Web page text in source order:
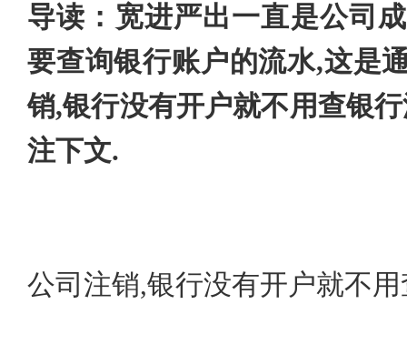
导读：宽进严出一直是公司
要查询银行账户的流水,这是
销,银行没有开户就不用查银
注下文.
公司注销,银行没有开户就不